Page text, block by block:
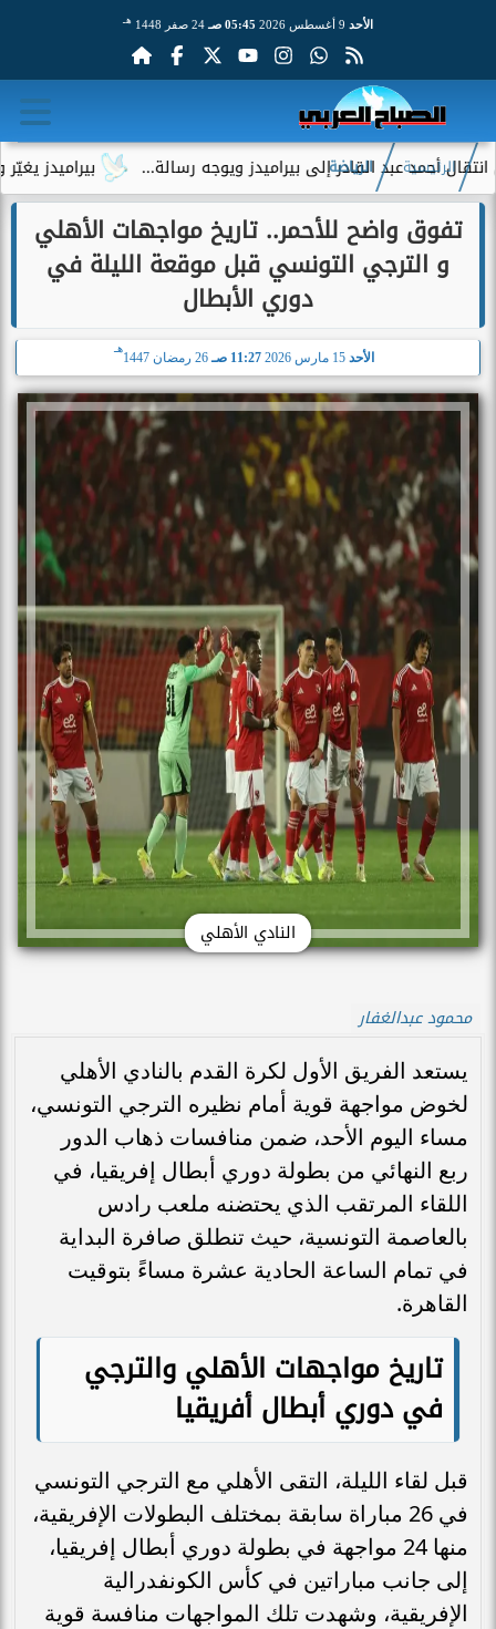
الأحد 05:45 صـ 24 صفر 1448 هـ
بيراميدز يغيّر وجهته القادر إلى بيراميدز ويوجه رسالة...
الرئيسية الرياضة
تفوق واضح للأحمر.. تاريخ مواجهات الأهلي
و الترجي التونسي قبل موقعة الليلة في
دوري الأبطال
الأحد 15 مارس 2026 11:27 صـ 26 رمضان 1447
هـ
النادي الأهلي
محمود عبدالغفار
يستعد الفريق الأول لكرة القدم بالنادي الأهلي
لخوض مواجهة قوية أمام نظيره الترجي التونسي،
مساء اليوم الأحد، ضمن منافسات ذهاب الدور
ربع النهائي من بطولة دوري أبطال إفريقيا، في
اللقاء المرتقب الذي يحتضنه ملعب رادس
بالعاصمة التونسية، حيث تنطلق صافرة البداية
في تمام الساعة الحادية عشرة مساءً بتوقيت
القاهرة.
تاريخ مواجهات الأهلي والترجي
في دوري أبطال أفريقيا
قبل لقاء الليلة، التقى الأهلي مع الترجي التونسي
في 26 مباراة سابقة بمختلف البطولات الإفريقية،
منها 24 مواجهة في بطولة دوري أبطال إفريقيا،
إلى جانب مباراتين في كأس الكونفدرالية
الإفريقية، وشهدت تلك المواجهات منافسة قوية